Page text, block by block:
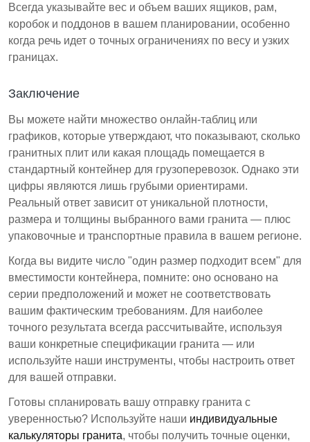
Всегда указывайте вес и объем ваших ящиков, рам,
коробок и поддонов в вашем планировании, особенно
когда речь идет о точных ограничениях по весу и узких
границах.
Заключение
Вы можете найти множество онлайн-таблиц или
графиков, которые утверждают, что показывают, сколько
гранитных плит или какая площадь помещается в
стандартный контейнер для грузоперевозок. Однако эти
цифры являются лишь грубыми ориентирами.
Реальный ответ зависит от уникальной плотности,
размера и толщины выбранного вами гранита — плюс
упаковочные и транспортные правила в вашем регионе.
Когда вы видите число "один размер подходит всем" для
вместимости контейнера, помните: оно основано на
серии предположений и может не соответствовать
вашим фактическим требованиям. Для наиболее
точного результата всегда рассчитывайте, используя
ваши конкретные спецификации гранита — или
используйте наши инструменты, чтобы настроить ответ
для вашей отправки.
Готовы спланировать вашу отправку гранита с
уверенностью? Используйте наши индивидуальные
калькуляторы гранита, чтобы получить точные оценки,